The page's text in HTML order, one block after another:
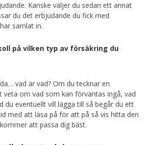
Kanske väljer du sedan ett annat
du det erbjudande du fick med
samlat in.
på vilken typ av försäkring du
vad är vad? Om du tecknar en
veta om vad som kan förväntas ingå, vad
du eventuellt vill lägga till så begår du ett
med att läsa på för att på så vis hitta den
att passa dig bäst.